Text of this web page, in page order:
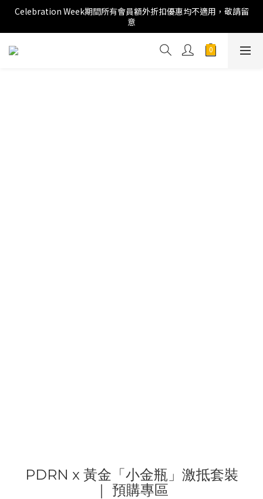
Celebration Week期間所有會員額外折扣優惠均不適用，敬請留
意
PDRN x 黃金「小金瓶」激抵套裝
｜ 預購專區